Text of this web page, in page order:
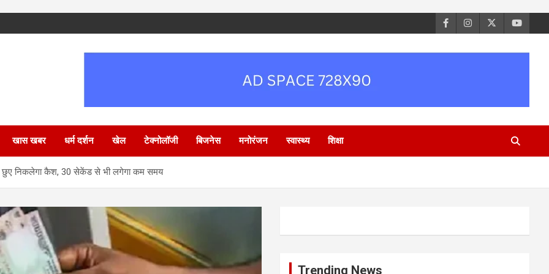
खास खबर धर्म दर्शन खेल टेक्नोलॉजी बिजनेस मनोरंजन स्वास्थ्य शिक्षा
छुए निकलेगा कैश, 30 सेकेंड से भी लगेगा कम समय
Trending News